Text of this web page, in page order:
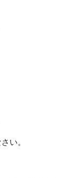
い。